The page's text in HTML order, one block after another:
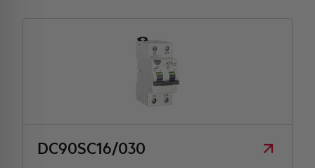
DC90SC16/030